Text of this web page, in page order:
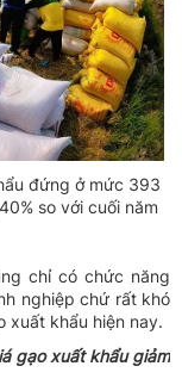
đứng ở mức 393
so với cuối năm
chỉ có chức năng
nghiệp chứ rất khó
xuất khẩu hiện nay.
gạo xuất khẩu giảm